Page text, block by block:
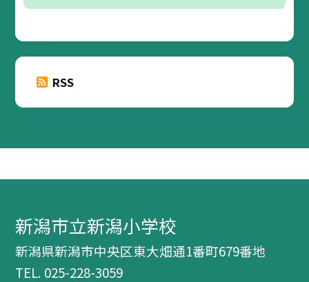
RSS
新潟市立新潟小学校
新潟県新潟市中央区東大畑通1番町679番地
TEL. 025-228-3059